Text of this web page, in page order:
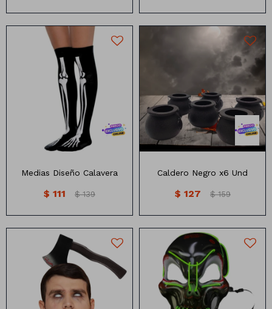
Medias negras con diseño
calavera
80cm de largo
Medias Diseño Calavera
$ 111 $ 139
Caldero Negro x6 Und
Medidas: 6cm x7cm
Caldero Negro x6 Und
$ 127 $ 159
Vincha hacha sangrienta
Máscara Calavera con luz y
control remoto
Varios colores disponibles